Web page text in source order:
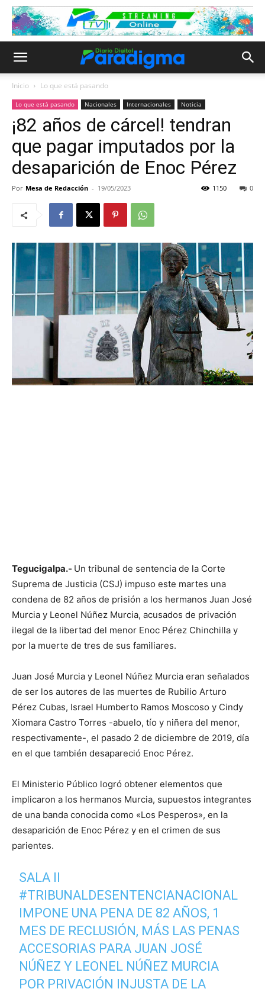
Inicio Lo que está pasando
Lo que está pasando Nacionales Internacionales Noticia
¡82 años de cárcel! tendran
que pagar imputados por la
desaparición de Enoc Pérez
Por Mesa de Redacción - 19/05/2023 0
1150
Tegucigalpa.- Un tribunal de sentencia de la Corte
Suprema de Justicia (CSJ) impuso este martes una
condena de 82 años de prisión a los hermanos Juan José
Murcia y Leonel Núñez Murcia, acusados de privación
ilegal de la libertad del menor Enoc Pérez Chinchilla y
por la muerte de tres de sus familiares.
Juan José Murcia y Leonel Núñez Murcia eran señalados
de ser los autores de las muertes de Rubilio Arturo
Pérez Cubas, Israel Humberto Ramos Moscoso y Cindy
Xiomara Castro Torres -abuelo, tío y niñera del menor,
respectivamente-, el pasado 2 de diciembre de 2019, día
en el que también desapareció Enoc Pérez.
El Ministerio Público logró obtener elementos que
implicaron a los hermanos Murcia, supuestos integrantes
de una banda conocida como «Los Pesperos», en la
desaparición de Enoc Pérez y en el crimen de sus
parientes.
SALA II
#TRIBUNALDESENTENCIANACIONAL
IMPONE UNA PENA DE 82 AÑOS, 1
MES DE RECLUSIÓN, MÁS LAS PENAS
ACCESORIAS PARA JUAN JOSÉ
NÚÑEZ Y LEONEL NÚÑEZ MURCIA
POR PRIVACIÓN INJUSTA DE LA